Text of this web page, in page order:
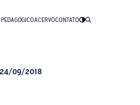
PEDAGÓGICOACERVOCONTATO
24/09/2018